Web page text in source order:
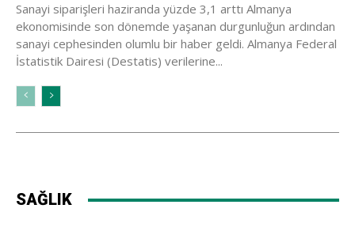
Sanayi siparişleri haziranda yüzde 3,1 arttı Almanya
ekonomisinde son dönemde yaşanan durgunluğun ardından
sanayi cephesinden olumlu bir haber geldi. Almanya Federal
İstatistik Dairesi (Destatis) verilerine...
SAĞLIK